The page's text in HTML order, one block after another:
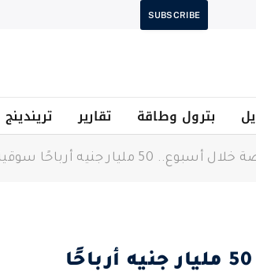
SUBSCRIBE
بترول وطاقة تقارير تريندينج
مليار جنيه أرباحًا سوقية
ارتفاع مؤشرات البورصة خلال أسبوع.. 50 مليار جنيه أرباحًا